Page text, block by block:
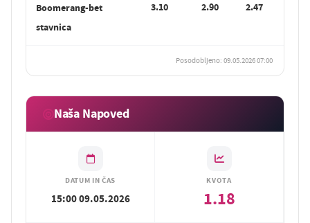
Boomerang-bet
stavnica
3.10 2.90 2.47
Posodobljeno: 09.05.2026 07:00
Naša Napoved
DATUM IN ČAS
15:00 09.05.2026
KVOTA
1.18